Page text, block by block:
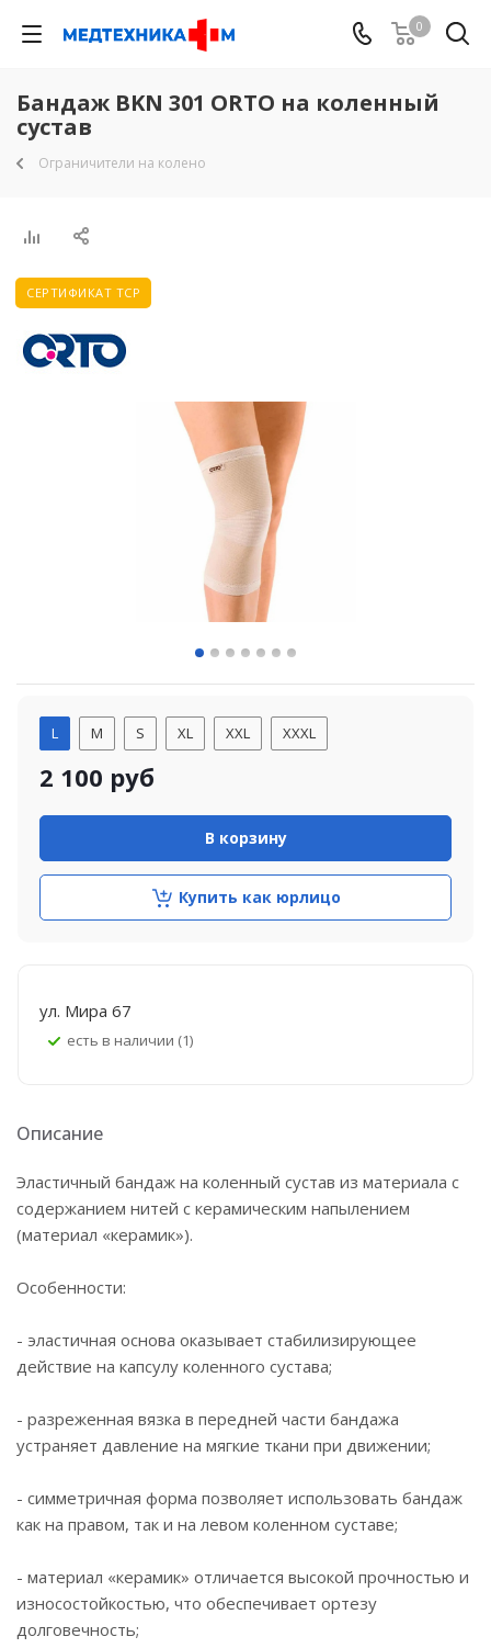
0
Бандаж BKN 301 ORTO на коленный
сустав
Ограничители на колено
СЕРТИФИКАТ ТСР
L M S XL XXL XXXL
2 100 руб
В корзину
Купить как юрлицо
ул. Мира 67
Есть в наличии (1)
Описание
Эластичный бандаж на коленный сустав из материала с
содержанием нитей с керамическим напылением
(материал «керамик»).
Особенности:
- эластичная основа оказывает стабилизирующее
действие на капсулу коленного сустава;
- разреженная вязка в передней части бандажа
устраняет давление на мягкие ткани при движении;
- симметричная форма позволяет использовать бандаж
как на правом, так и на левом коленном суставе;
- материал «керамик» отличается высокой прочностью и
износостойкостью, что обеспечивает ортезу
долговечность;